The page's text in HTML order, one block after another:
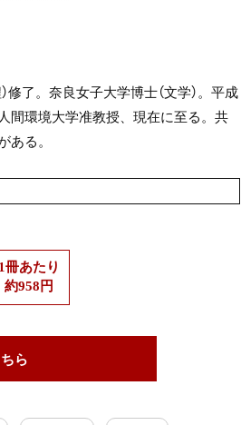
了。奈良女子大学博士（文学）。平成
間環境大学准教授、現在に至る。共
る。
1冊あたり
約958円
ら